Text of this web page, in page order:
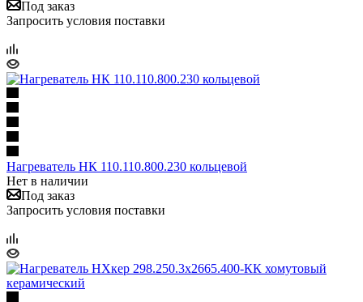
Под заказ
Запросить условия поставки
Нагреватель НК 110.110.800.230 кольцевой
Нет в наличии
Под заказ
Запросить условия поставки